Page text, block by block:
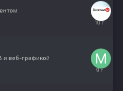
30
и веб-графикой
23